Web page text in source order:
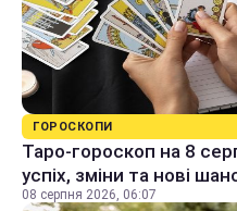
ГОРОСКОПИ
Таро-гороскоп на 8
успіх, зміни та нові
08 серпня 2026, 06:07